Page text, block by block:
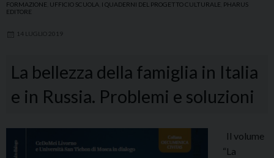
FORMAZIONE UFFICIO SCUOLA I QUADERNI DEL PROGETTO CULTURALE PHARUS
EDITORE
14 LUGLIO 2019
La bellezza della famiglia in Italia
e in Russia. Problemi e soluzioni
Il volume
“La